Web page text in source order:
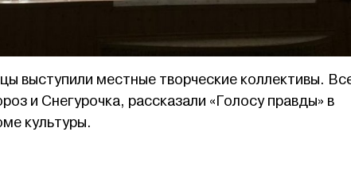
выступили местные творческие коллективы.
и Снегурочка, рассказали «Голосу правды» в
культуры.